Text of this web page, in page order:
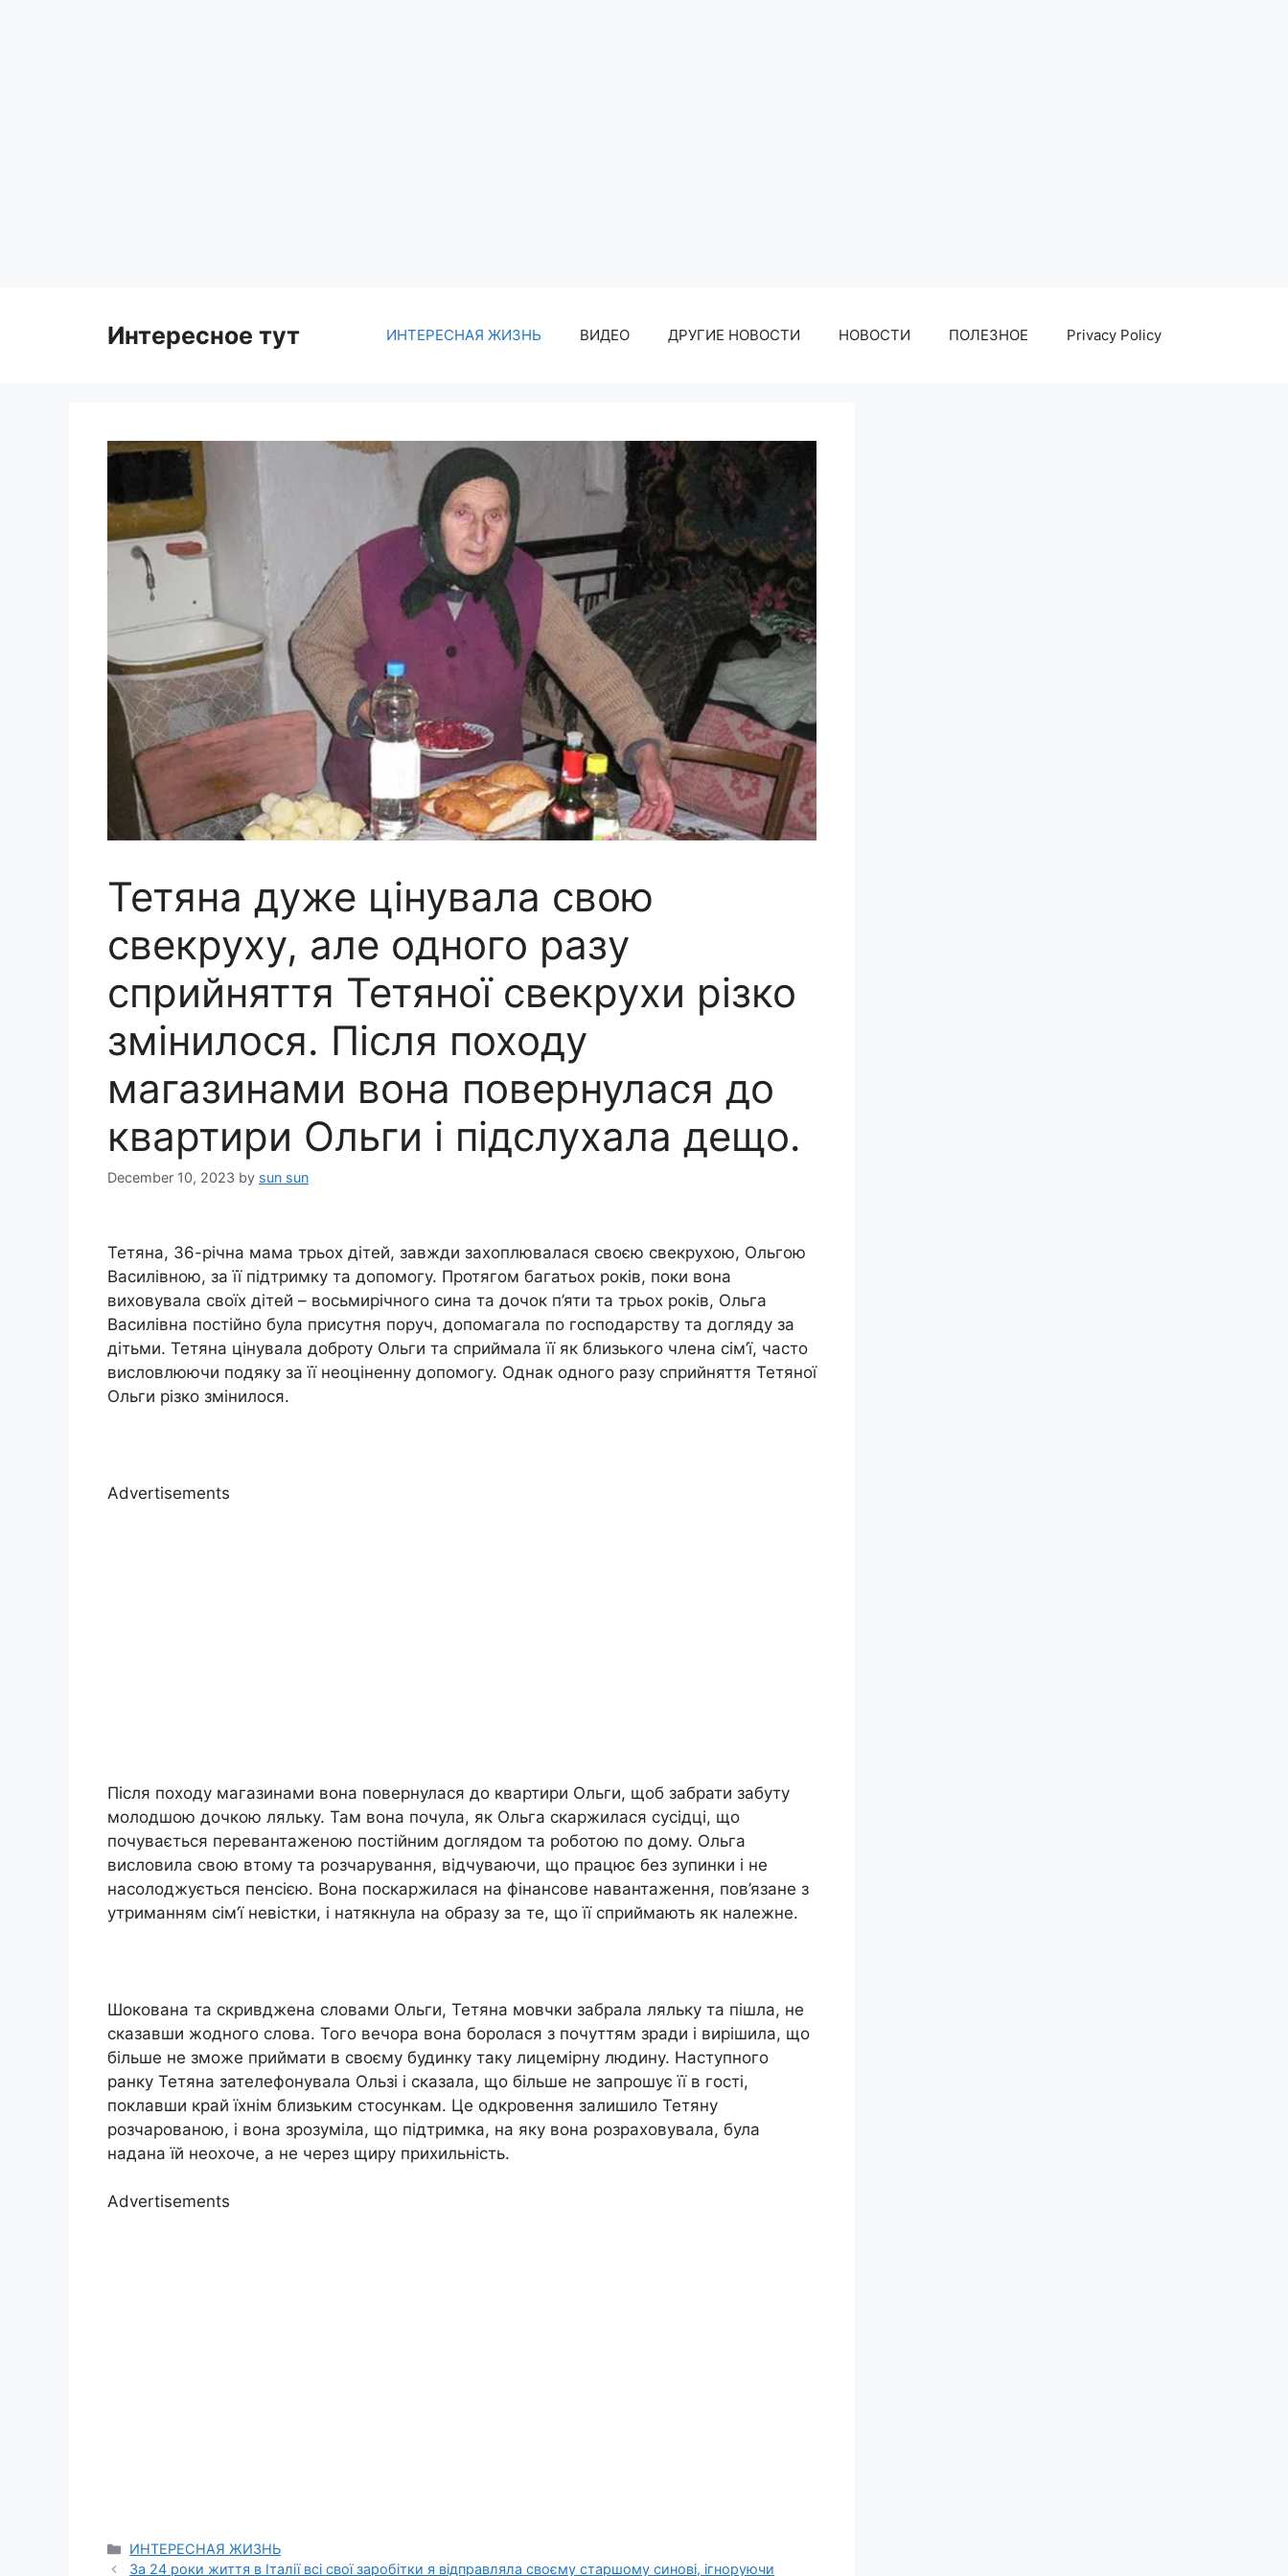
Интересное тут ИНТЕРЕСНАЯ ЖИЗНЬ ВИДЕО ДРУГИЕ НОВОСТИ НОВОСТИ ПОЛЕЗНОЕ Privacy Policy
Тетяна дуже цінувала свою
свекруху, але одного разу
сприйняття Тетяної свекрухи різко
змінилося. Після походу
магазинами вона повернулася до
квартири Ольги і підслухала дещо.
December 10, 2023 by sun sun
Тетяна, 36-річна мама трьох дітей, завжди захоплювалася своєю свекрухою, Ольгою
Василівною, за її підтримку та допомогу. Протягом багатьох років, поки вона
виховувала своїх дітей – восьмирічного сина та дочок п’яти та трьох років, Ольга
Василівна постійно була присутня поруч, допомагала по господарству та догляду за
дітьми. Тетяна цінувала доброту Ольги та сприймала її як близького члена сім’ї, часто
висловлюючи подяку за її неоціненну допомогу. Однак одного разу сприйняття Тетяної
Ольги різко змінилося.
Advertisements
Після походу магазинами вона повернулася до квартири Ольги, щоб забрати забуту
молодшою дочкою ляльку. Там вона почула, як Ольга скаржилася сусідці, що
почувається перевантаженою постійним доглядом та роботою по дому. Ольга
висловила свою втому та розчарування, відчуваючи, що працює без зупинки і не
насолоджується пенсією. Вона поскаржилася на фінансове навантаження, пов’язане з
утриманням сім’ї невістки, і натякнула на образу за те, що її сприймають як належне.
Шокована та скривджена словами Ольги, Тетяна мовчки забрала ляльку та пішла, не
сказавши жодного слова. Того вечора вона боролася з почуттям зради і вирішила, що
більше не зможе приймати в своєму будинку таку лицемірну людину. Наступного
ранку Тетяна зателефонувала Ользі і сказала, що більше не запрошує її в гості,
поклавши край їхнім близьким стосункам. Це одкровення залишило Тетяну
розчарованою, і вона зрозуміла, що підтримка, на яку вона розраховувала, була
надана їй неохоче, а не через щиру прихильність.
Advertisements
Categories
ИНТЕРЕСНАЯ ЖИЗНЬ
За 24 роки життя в Італії всі свої заробітки я відправляла своєму старшому синові, ігноруючи